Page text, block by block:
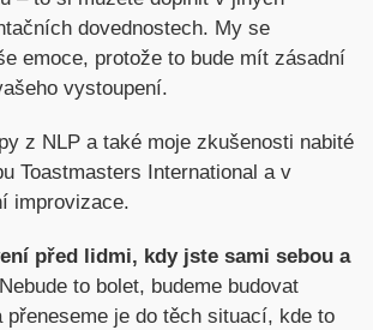
dovednostech. My se
emoce, protože to bude mít zásadní
vystoupení.
z NLP a také moje zkušenosti nabité
Toastmasters International a v
improvizace.
před lidmi, kdy jste sami sebou a
Nebude to bolet, budeme budovat
je do těch situací, kde to